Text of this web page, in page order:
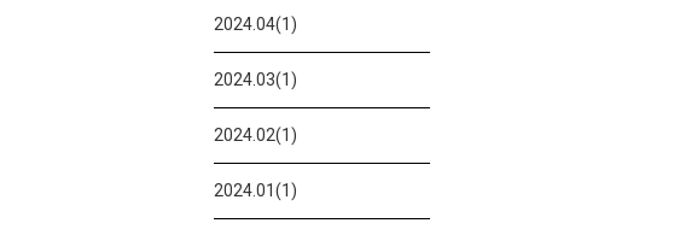
2024.04(1)
2024.03(1)
2024.02(1)
2024.01(1)